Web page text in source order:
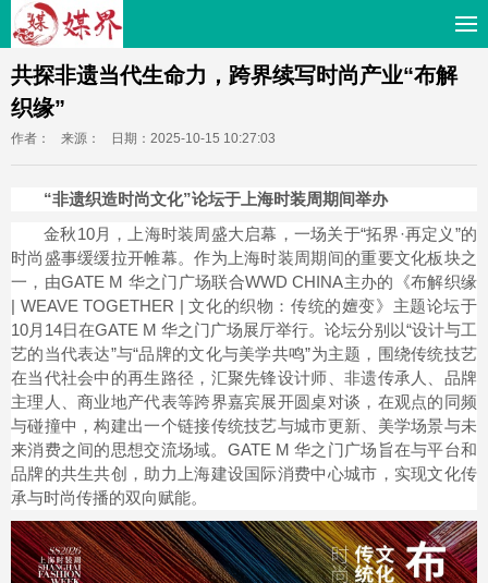
共探非遗当代生命力，跨界续写时尚产业“布解
织缘”
作者： 来源： 日期：2025-10-15 10:27:03
“非遗织造时尚文化”论坛于上海时装周期间举办
金秋10月，上海时装周盛大启幕，一场关于“拓界·再定义”的
时尚盛事缓缓拉开帷幕。作为上海时装周期间的重要文化板块之
一，由GATE M 华之门广场联合WWD CHINA主办的《布解织缘
| WEAVE TOGETHER | 文化的织物：传统的嬗变》主题论坛于
10月14日在GATE M 华之门广场展厅举行。论坛分别以“设计与工
艺的当代表达”与“品牌的文化与美学共鸣”为主题，围绕传统技艺
在当代社会中的再生路径，汇聚先锋设计师、非遗传承人、品牌
主理人、商业地产代表等跨界嘉宾展开圆桌对谈，在观点的同频
与碰撞中，构建出一个链接传统技艺与城市更新、美学场景与未
来消费之间的思想交流场域。GATE M 华之门广场旨在与平台和
品牌的共生共创，助力上海建设国际消费中心城市，实现文化传
承与时尚传播的双向赋能。